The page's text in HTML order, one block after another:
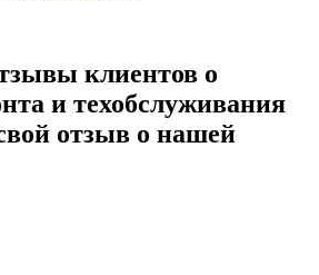
клиентов о
и техобслуживания
отзыв о нашей